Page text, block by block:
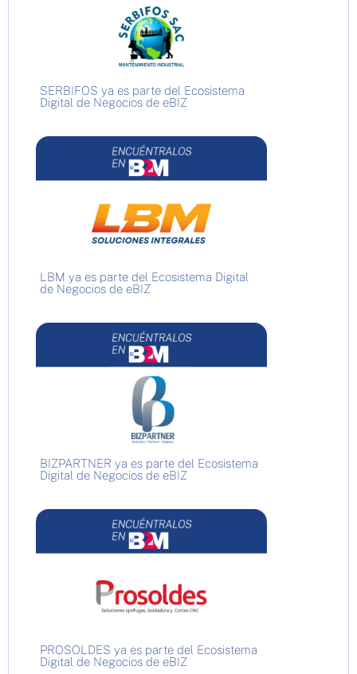
SERBIFOS ya es parte del Ecosistema
Digital de Negocios de eBIZ
LBM ya es parte del Ecosistema Digital
de Negocios de eBIZ
BIZPARTNER ya es parte del Ecosistema
Digital de Negocios de eBIZ
PROSOLDES ya es parte del Ecosistema
Digital de Negocios de eBIZ